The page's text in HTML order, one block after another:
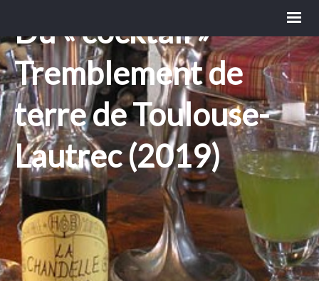
Du « cocktail »
Tremblement de
terre de Toulouse-
Lautrec (2019)